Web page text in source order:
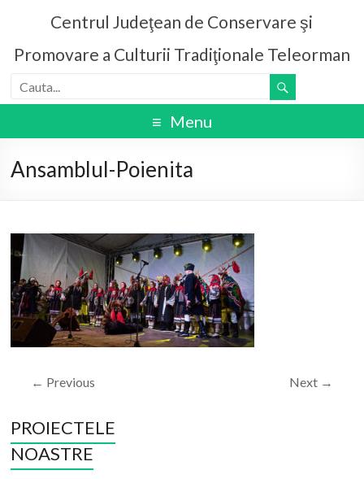
Centrul Judeţean de Conservare şi
Promovare a Culturii Tradiţionale Teleorman
Menu
Ansamblul-Poienita
← Previous Next →
PROIECTELE
NOASTRE